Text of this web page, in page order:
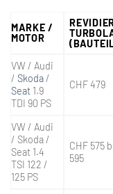
MARKE /
MOTOR
VW / Audi
/ Skoda /
Seat 1.9
TDI 90 PS
CHF 479
VW / Audi
/ Skoda /
Seat 1.4
TSI 122 /
125 PS
CHF 575
595